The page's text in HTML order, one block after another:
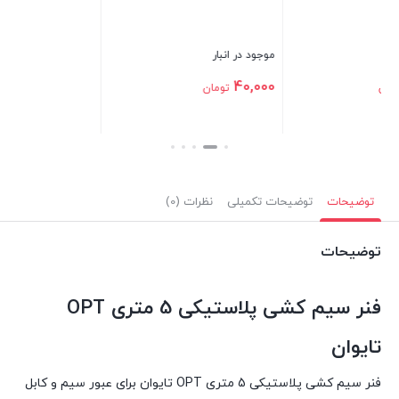
توضیحات توضیحات تکمیلی نظرات (0)
توضیحات
فنر سیم کشی پلاستیکی 5 متری OPT
تایوان
فنر سیم کشی پلاستیکی 5 متری OPT تایوان برای عبور سیم و کابل